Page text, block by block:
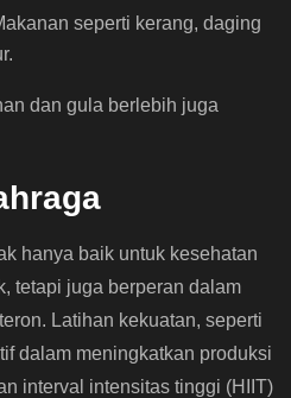
seperti kerang, daging
dan gula berlebih juga
hanya baik untuk kesehatan
tetapi juga berperan dalam
Latihan kekuatan, seperti
dalam meningkatkan produksi
interval intensitas tinggi (HIIT)